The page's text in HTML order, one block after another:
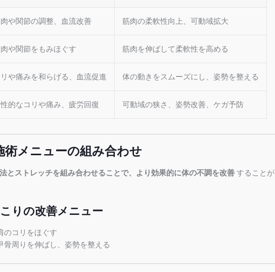
や関節の調整、血流改善 筋肉の柔軟性向上、可動域拡大
や関節をもみほぐす 筋肉を伸ばして柔軟性を高める
リや痛みを和らげる、血流促進 体の動きをスムーズにし、姿勢を整える
的なコリや痛み、疲労回復 可動域の狭さ、姿勢改善、ケガ予防
術メニューの組み合わせ
とストレッチを組み合わせることで、より効果的に体の不調を改善 することが
りの改善メニュー
のコリをほぐす
骨周りを伸ばし、姿勢を整える